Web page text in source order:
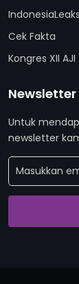
IndonesiaLeaks
Cek Fakta
Kongres XII AJI
Newsletter
Untuk
newsletter